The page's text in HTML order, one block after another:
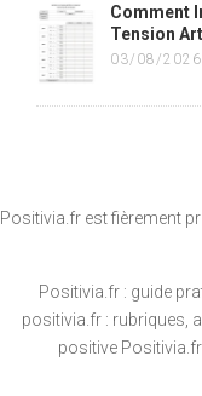
Comment
Tension
03/08/2026
Positivia.fr est fièrement
Positivia.fr : guide
positivia.fr : rubriques,
positive